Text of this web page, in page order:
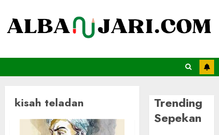
kisah teladan
Trending
Sepekan